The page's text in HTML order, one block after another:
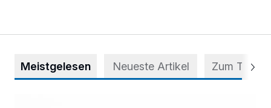
Meistgelesen Neueste Artikel Zum Thema